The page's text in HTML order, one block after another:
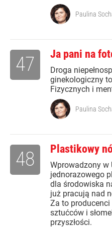
Paulina
Ja pani na
Droga
ginekologiczny
Fizycznych i
47
Paulina
Plastikowy
Wprowadzony w
jednorazowego
dla środowiska
już pracują nad
Za to
sztućców i
przyszłości.
48